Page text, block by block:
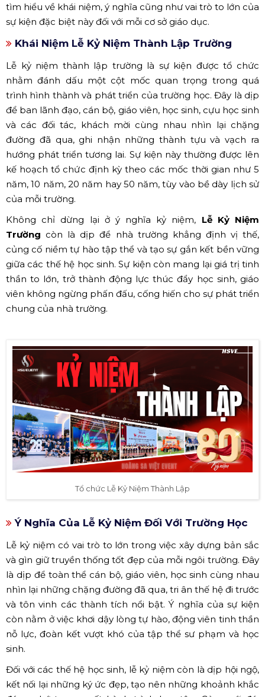
tìm hiểu về khái niệm, ý nghĩa cũng như vai trò to lớn của
sự kiện đặc biệt này đối với mỗi cơ sở giáo dục.
Khái Niệm Lễ Kỷ Niệm Thành Lập Trường
Lễ kỷ niệm thành lập trường là sự kiện được tổ chức
nhằm đánh dấu một cột mốc quan trọng trong quá
trình hình thành và phát triển của trường học. Đây là dịp
để ban lãnh đạo, cán bộ, giáo viên, học sinh, cựu học sinh
và các đối tác, khách mời cùng nhau nhìn lại chặng
đường đã qua, ghi nhận những thành tựu và vạch ra
hướng phát triển tương lai. Sự kiện này thường được lên
kế hoạch tổ chức định kỳ theo các mốc thời gian như 5
năm, 10 năm, 20 năm hay 50 năm, tùy vào bề dày lịch sử
của mỗi trường.
Không chỉ dừng lại ở ý nghĩa kỷ niệm, Lễ Kỷ Niệm
Trường còn là dịp để nhà trường khẳng định vị thế,
củng cố niềm tự hào tập thể và tạo sự gắn kết bền vững
giữa các thế hệ học sinh. Sự kiện còn mang lại giá trị tinh
thần to lớn, trở thành động lực thúc đẩy học sinh, giáo
viên không ngừng phấn đấu, cống hiến cho sự phát triển
chung của nhà trường.
Tổ chức Lễ Kỷ Niệm Thành Lập
Ý Nghĩa Của Lễ Kỷ Niệm Đối Với Trường Học
Lễ kỷ niệm có vai trò to lớn trong việc xây dựng bản sắc
và gìn giữ truyền thống tốt đẹp của mỗi ngôi trường. Đây
là dịp để toàn thể cán bộ, giáo viên, học sinh cùng nhau
nhìn lại những chặng đường đã qua, tri ân thế hệ đi trước
và tôn vinh các thành tích nổi bật. Ý nghĩa của sự kiện
còn nằm ở việc khơi dậy lòng tự hào, động viên tinh thần
nỗ lực, đoàn kết vượt khó của tập thể sư phạm và học
sinh.
Đối với các thế hệ học sinh, lễ kỷ niệm còn là dịp hội ngộ,
kết nối lại những ký ức đẹp, tạo nên những khoảnh khắc